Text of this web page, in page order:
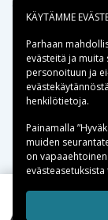
SiGN Tehokas
KÄYTÄMME
Parhaan
evästeitä ja muita
personoituun ja
henkilötietoja.
Painamalla
muiden
on